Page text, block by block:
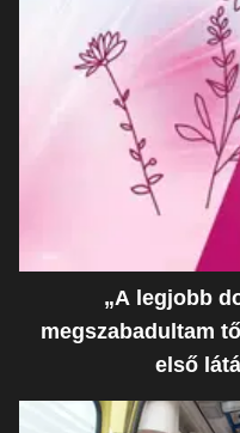
„A legjobb
megszabadultam
első